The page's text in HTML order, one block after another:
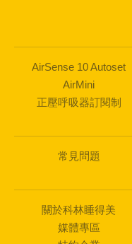
AirSense 10 Autoset
AirMini
正壓呼吸器訂閱制
常見問題
關於科林睡得美
媒體專區